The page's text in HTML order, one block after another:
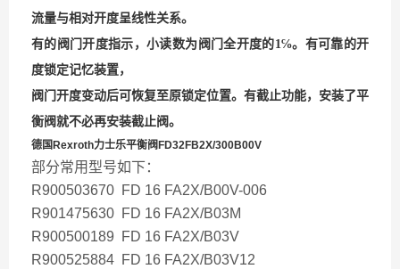
流量与相对开度呈线性关系。
有的阀门开度指示，小读数为阀门全开度的1℅。有可靠的开
度锁定记忆装置，
阀门开度变动后可恢复至原锁定位置。有截止功能，安装了平
衡阀就不必再安装截止阀。
德国Rexroth力士乐平衡阀FD32FB2X/300B00V
部分常用型号如下：
R900503670 FD 16 FA2X/B00V-006
R901475630 FD 16 FA2X/B03M
R900500189 FD 16 FA2X/B03V
R900525884 FD 16 FA2X/B03V12